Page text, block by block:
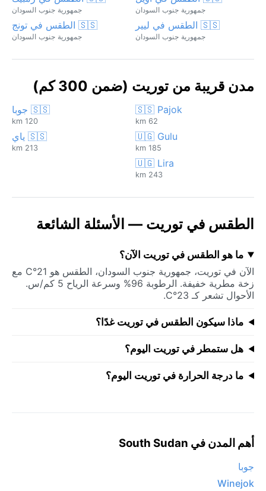
جمهورية جنوب السودان جمهورية جنوب السودان
🇸🇸 الطقس في ليير
جمهورية جنوب السودان
🇸🇸 الطقس في تونج
جمهورية جنوب السودان
مدن قريبة من توريت (ضمن 300 كم)
🇸🇸 Pajok
62 km
🇸🇸 جوبا
120 km
🇺🇬 Gulu
185 km
🇸🇸 ياي
213 km
🇺🇬 Lira
243 km
الطقس في توريت — الأسئلة الشائعة
ما هو الطقس في توريت الآن؟
الآن في توريت، جمهورية جنوب السودان، الطقس هو 21°C مع
زخة مطرية خفيفة. الرطوبة 96% وسرعة الرياح 5 كم/س.
الأحوال تشعر كـ 23°C.
ماذا سيكون الطقس في توريت غدًا؟
هل ستمطر في توريت اليوم؟
ما درجة الحرارة في توريت اليوم؟
أهم المدن في South Sudan
جوبا
Winejok